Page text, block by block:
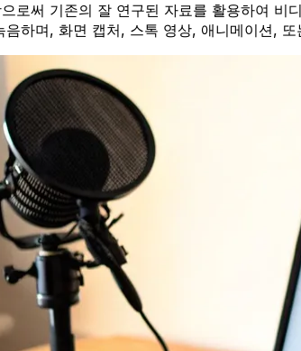
로써 기존의 잘 연구된 자료를 활용하여
음하며, 화면 캡처, 스톡 영상, 애니메이션,